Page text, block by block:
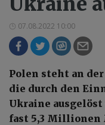
07.08.2022 10:00
Polen steht an
die durch den
Ukraine ausgelöst
fast 5,3 Millionen